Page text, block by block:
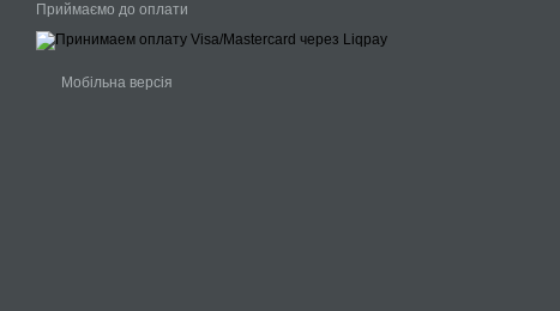
Приймаємо до оплати
Мобільна версія